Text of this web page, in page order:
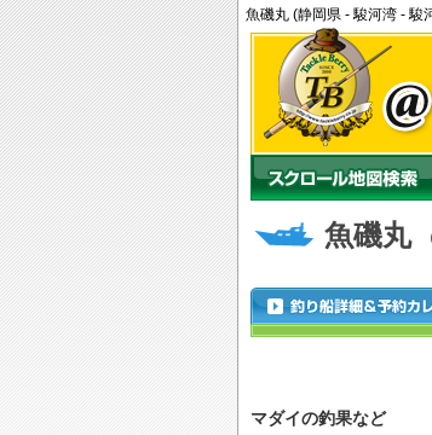
魚磯丸 (静岡県 - 駿河湾 - 駿
魚磯丸
マダイの釣果など